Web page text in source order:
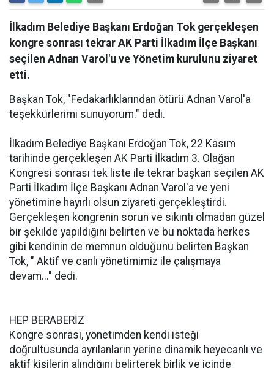
İlkadım Belediye Başkanı Erdoğan Tok gerçekleşen
kongre sonrası tekrar AK Parti İlkadım İlçe Başkanı
seçilen Adnan Varol'u ve Yönetim kurulunu ziyaret
etti.
Başkan Tok, "Fedakarlıklarından ötürü Adnan Varol'a
teşekkürlerimi sunuyorum." dedi.
İlkadım Belediye Başkanı Erdoğan Tok, 22 Kasım
tarihinde gerçekleşen AK Parti İlkadım 3. Olağan
Kongresi sonrası tek liste ile tekrar başkan seçilen AK
Parti İlkadım İlçe Başkanı Adnan Varol'a ve yeni
yönetimine hayırlı olsun ziyareti gerçekleştirdi.
Gerçekleşen kongrenin sorun ve sıkıntı olmadan güzel
bir şekilde yapıldığını belirten ve bu noktada herkes
gibi kendinin de memnun olduğunu belirten Başkan
Tok, " Aktif ve canlı yönetimimiz ile çalışmaya
devam..." dedi.
HEP BERABERİZ
Kongre sonrası, yönetimden kendi isteği
doğrultusunda ayrılanların yerine dinamik heyecanlı ve
aktif kişilerin alındığını belirterek birlik ve içinde